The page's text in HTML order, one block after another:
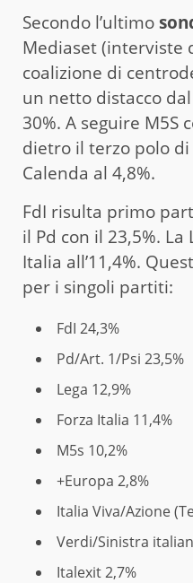
Secondo l’ultimo
Mediaset (interviste
coalizione di
un netto distacco
30%. A seguire M5S
dietro il terzo polo
Calenda al 4,8%.
FdI risulta primo
il Pd con il 23,5%. La
Italia all’11,4%.
per i singoli partiti:
FdI 24,3%
Pd/Art. 1/Psi 23,5%
Lega 12,9%
Forza Italia 11,4%
M5s 10,2%
+Europa 2,8%
Italia Viva/Azione
Verdi/Sinistra
Italexit 2,7%